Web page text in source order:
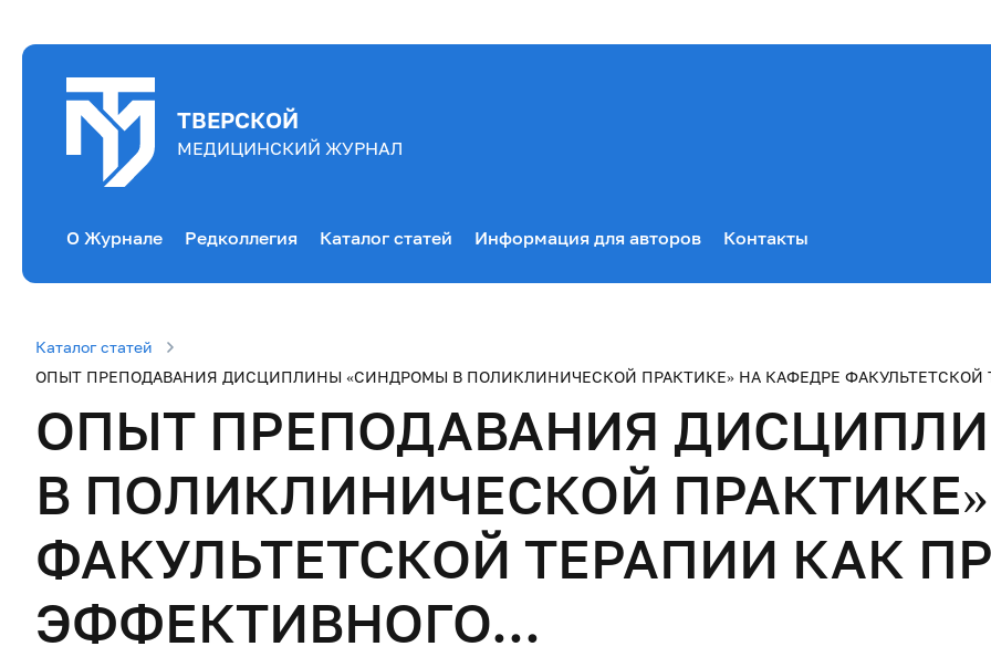
ТВЕРСКОЙ
МЕДИЦИНСКИЙ ЖУРНАЛ
О Журнале Редколлегия Каталог статей Информация для авторов Контакты
Каталог статей
ОПЫТ ПРЕПОДАВАНИЯ ДИСЦИПЛИНЫ «СИНДРОМЫ В ПОЛИКЛИНИЧЕСКОЙ ПРАКТИКЕ» НА КАФЕДРЕ ФАКУЛЬТЕТСКОЙ
ОПЫТ ПРЕПОДАВАНИЯ
В ПОЛИКЛИНИЧЕСКОЙ
ФАКУЛЬТЕТСКОЙ ТЕРАПИИ КАК
ЭФФЕКТИВНОГО...